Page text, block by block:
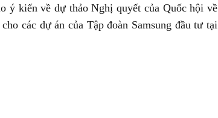
ý kiến về dự thảo Nghị quyết của Quốc hội về
các dự án của Tập đoàn Samsung đầu tư tại